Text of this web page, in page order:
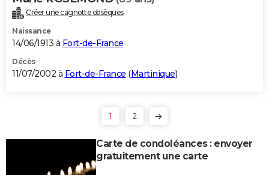
Créer une cagnotte obsèques
Naissance
14/06/1913 à Fort-de-France
Décès
11/07/2002 à Fort-de-France (Martinique)
1 2
Carte de condoléances : envoyer
gratuitement une carte